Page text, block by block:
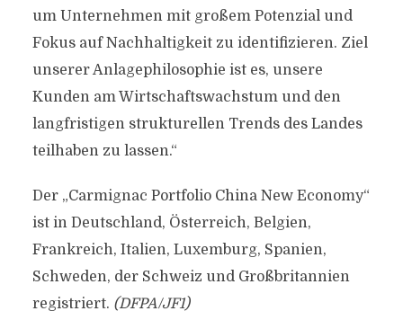
um Unternehmen mit großem Potenzial und
Fokus auf Nachhaltigkeit zu identifizieren. Ziel
unserer Anlagephilosophie ist es, unsere
Kunden am Wirtschaftswachstum und den
langfristigen strukturellen Trends des Landes
teilhaben zu lassen.“
Der „Carmignac Portfolio China New Economy“
ist in Deutschland, Österreich, Belgien,
Frankreich, Italien, Luxemburg, Spanien,
Schweden, der Schweiz und Großbritannien
registriert. (DFPA/JF1)